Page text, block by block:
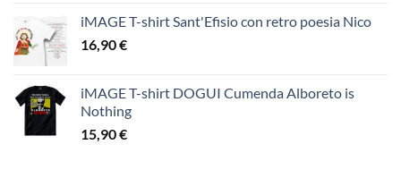
iMAGE T-shirt Sant'Efisio con retro poesia Nico
16,90€
iMAGE T-shirt DOGUI Cumenda Alboreto is
Nothing
15,90€